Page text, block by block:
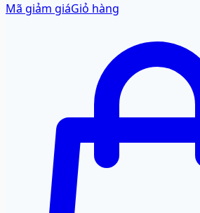
Mã giảm giáGiỏ hàng